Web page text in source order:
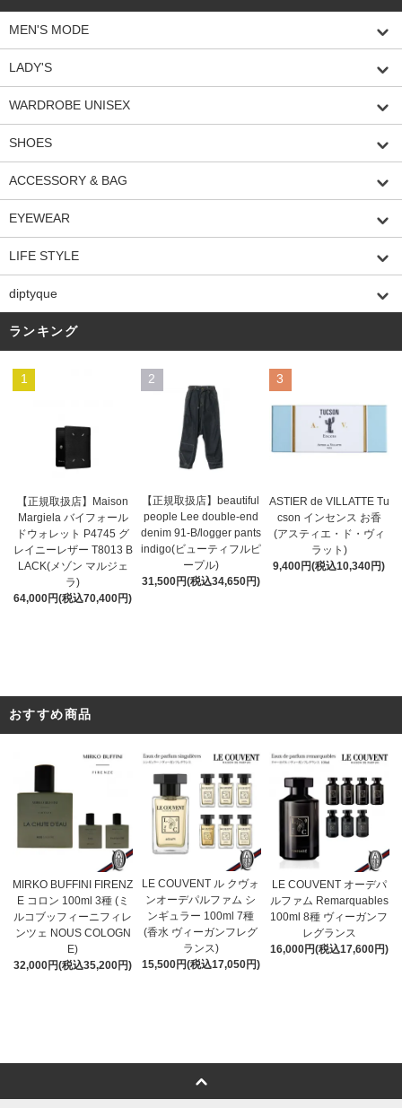
MEN'S MODE
LADY'S
WARDROBE UNISEX
SHOES
ACCESSORY & BAG
EYEWEAR
LIFE STYLE
diptyque
ランキング
1
【正規取扱店】Maison
Margiela バイフォール
ドウォレット P4745 グ
レイニーレザー T8013 B
LACK(メゾン マルジェ
ラ)
64,000円(税込70,400円)
2
【正規取扱店】beautiful
people Lee double-end
denim 91-B/logger pants
indigo(ビューティフルピ
ープル)
31,500円(税込34,650円)
3
ASTIER de VILLATTE Tu
cson インセンス お香
(アスティエ・ド・ヴィ
ラット)
9,400円(税込10,340円)
おすすめ商品
MIRKO BUFFINI FIRENZ
E コロン 100ml 3種 (ミ
ルコブッフィーニフィレ
ンツェ NOUS COLOGN
E)
32,000円(税込35,200円)
LE COUVENT ル クヴォ
ンオーデパルファム シ
ンギュラー 100ml 7種
(香水 ヴィーガンフレグ
ランス)
15,500円(税込17,050円)
LE COUVENT オーデパ
ルファム Remarquables
100ml 8種 ヴィーガンフ
レグランス
16,000円(税込17,600円)